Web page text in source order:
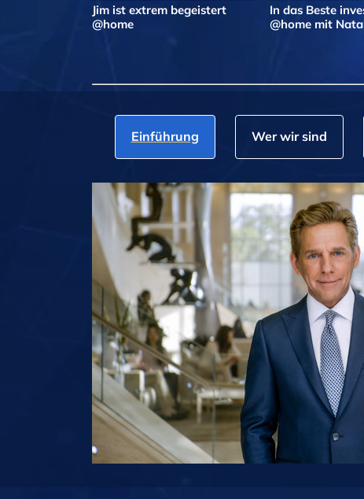
Jim ist extrem begeistert
@home
In das Beste
@home mit
Einführung Wer wir sind